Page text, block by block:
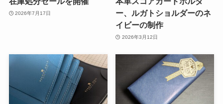
2026年7月17日
ー、ルガトショルダーのネ
イビーの制作
2026年3月12日